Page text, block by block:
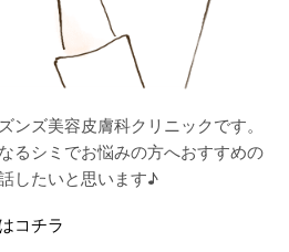
ンズ美容皮膚科クリニックです。
るシミでお悩みの方へおすすめの
したいと思います♪
コチラ